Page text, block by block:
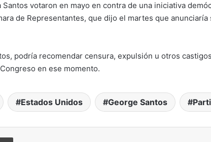
votaron en mayo en contra de una iniciativa
de Representantes, que dijo el martes que
podría recomendar censura, expulsión u otros
en ese momento.
Estados Unidos George Santos
correo electrónicoImprimir